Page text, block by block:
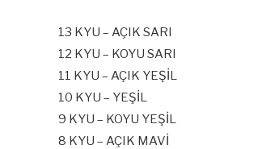
13 KYU – AÇIK SARI
12 KYU – KOYU SARI
11 KYU – AÇIK YEŞİL
10 KYU – YEŞİL
9 KYU – KOYU YEŞİL
8 KYU – AÇIK MAVİ